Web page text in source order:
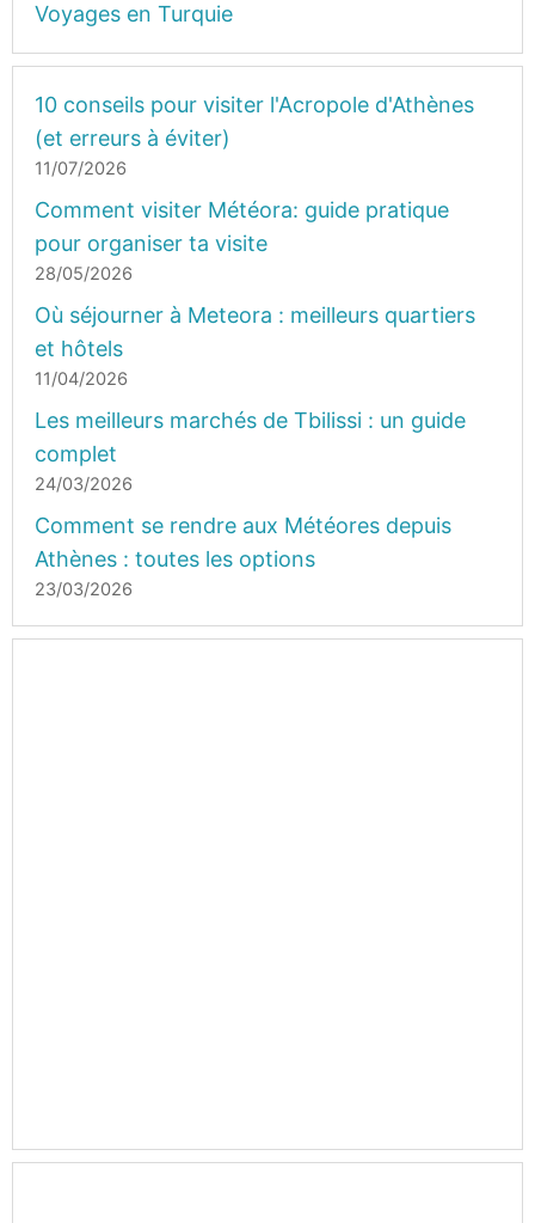
Voyages en Turquie
10 conseils pour visiter l'Acropole d'Athènes
(et erreurs à éviter)
11/07/2026
Comment visiter Météora: guide pratique
pour organiser ta visite
28/05/2026
Où séjourner à Meteora : meilleurs quartiers
et hôtels
11/04/2026
Les meilleurs marchés de Tbilissi : un guide
complet
24/03/2026
Comment se rendre aux Météores depuis
Athènes : toutes les options
23/03/2026